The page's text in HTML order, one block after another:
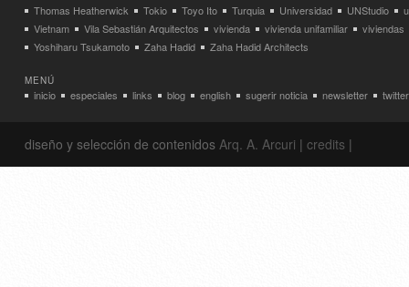
Thomas Heatherwick
Tokio Toyo Ito Turquia Universidad UNStudio
Vietnam
Vila Sebastián Arquitectos vivienda vivienda unifamiliar
viviendas
Yoshiharu Tsukamoto
Zaha Hadid Zaha Hadid Architects
MENÚ
inicio especiales links blog english sugerir noticia newsletter twitter
diseño y selección de contenidos Arq. A. Arcuri | credits |